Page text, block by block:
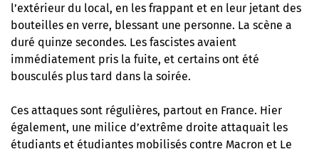
l’extérieur du local, en les frappant et en leur jetant des
bouteilles en verre, blessant une personne. La scène a
duré quinze secondes. Les fascistes avaient
immédiatement pris la fuite, et certains ont été
bousculés plus tard dans la soirée.
Ces attaques sont régulières, partout en France. Hier
également, une milice d’extrême droite attaquait les
étudiants et étudiantes mobilisés contre Macron et Le